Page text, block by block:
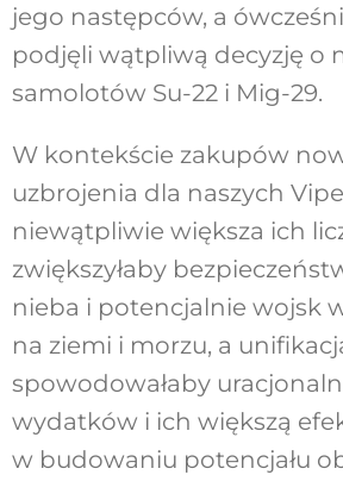
jego następców, a
podjęli wątpliwą decyzję o
samolotów Su-22 i Mig-29.
W kontekście zakupów
uzbrojenia dla naszych
niewątpliwie większa ich
zwiększyłaby
nieba i potencjalnie wojsk
na ziemi i morzu, a
spowodowałaby
wydatków i ich większą
w budowaniu potencjału